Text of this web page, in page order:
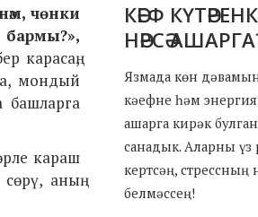
чөнки
карасаң,
мондый
башларга
караш
аның
КӘЕФ
НӘРСӘ
Язмада көн
кәефне һәм
ашарга кирәк
санадык. Аларны
кертсәң, стрессның
белмәссең!